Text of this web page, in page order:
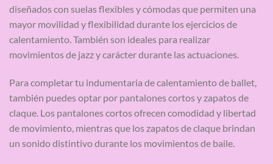
diseñados con suelas flexibles y cómodas que permiten una
mayor movilidad y flexibilidad durante los ejercicios de
calentamiento. También son ideales para realizar
movimientos de jazz y carácter durante las actuaciones.
Para completar tu indumentaria de calentamiento de ballet,
también puedes optar por pantalones cortos y zapatos de
claque. Los pantalones cortos ofrecen comodidad y libertad
de movimiento, mientras que los zapatos de claque brindan
un sonido distintivo durante los movimientos de baile.